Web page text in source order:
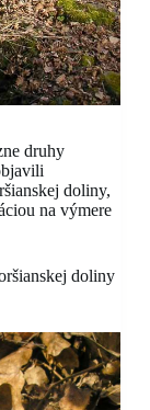
druhy
doliny,
na výmere
doliny